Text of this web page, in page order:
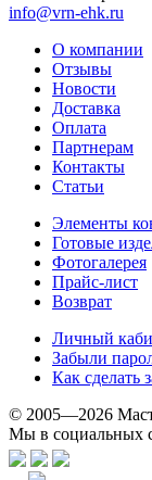
info@vrn-ehk.ru
О компании
Отзывы
Новости
Доставка
Оплата
Партнерам
Контакты
Статьи
Элементы
Готовые
Фотогалерея
Прайс-лист
Возврат
Личный
Забыли
Как сделать
© 2005—2026
Мы в социальных